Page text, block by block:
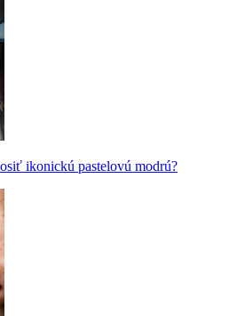
ikonickú pastelovú modrú?